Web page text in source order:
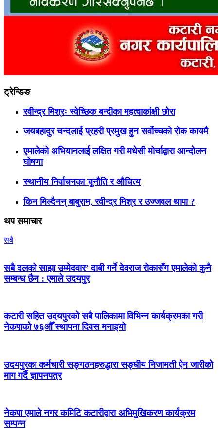
ट्रेन्डिङ
रवीन्द्र मिश्रः स्वेच्छिक बन्दीका महत्वाकांक्षी छोरा
जयबहादुर चन्दलाई प्रहरी प्रमुख हुन सर्वोच्चको रोक कायमै
एमालेको अभियानलाई लक्षित गरी मधेसी मोर्चाद्वारा आन्दोलन
घोषणा
स्थानीय निर्वाचनका चुनौति र औचित्य
किन मिल्दैनन् बाबुराम, रवीन्द्र मिश्र र उज्जवल थापा ?
थप समाचार
सबै
सबै दलको साझा उम्मेदवार’ दाबी गर्ने देवराज रोकासँग एमालेको कुनै
सम्बन्ध छैन : एमाले उदयपुर
कटारी सहित उदयपुरको सबै पालिकामा विभिन्न कार्यक्रमका गरी
नेकपाको ७६औँ स्थापना दिवस मनाइयो
उदयपुरका कर्मचारी सङ्गठनहरुद्धारा सङ्घीय निजामती ऐन जारीको
माग गर्दै ज्ञापनपत्र
नेकपा एमाले नगर कमिटि कटारीद्वारा अभिमुखिकरण कार्यक्रम
सम्पन्न